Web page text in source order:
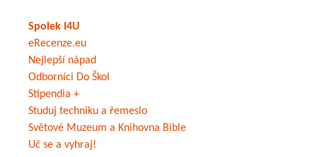
Spolek I4U
eRecenze.eu
Nejlepší nápad
Odborníci Do Škol
Stipendia +
Studuj techniku a řemeslo
Světové Muzeum a Knihovna Bible
Uč se a vyhraj!